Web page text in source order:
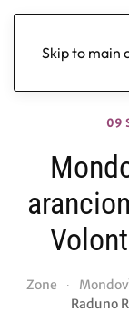
Skip to main
09
Zone
Raduno